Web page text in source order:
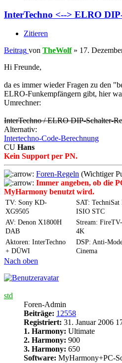
InterTechno <--> ELRO
Zitieren
Beitrag von TheWolf» 17.
Hi Freunde,
da es immer wieder Fragen zu den
ELRO-Funkempfängern gibt, hier
Umrechner:
InterTechno / ELRO DIP-Schalter-
Alternativ:
Intertechno-Code-Berechnung
CU Hans
Kein Support per PN.
Foren-Regeln (Wichtiger
Immer angeben, ob die
MyHarmony benutzt wird.
TV: Sony KD-
XG9505
SAT:
ISIO STC
AV: Denon X1800H
DAB
Stream:
4K
Aktoren: InterTechno
+ DÜWI
DSP: Anti-
Cinema
Nach oben
std
Foren-Admin
Beiträge: 12558
Registriert: 31. Januar 2006
1. Harmony: Ultimate
2. Harmony: 900
3. Harmony: 650
Software: MyHarmony+PC-